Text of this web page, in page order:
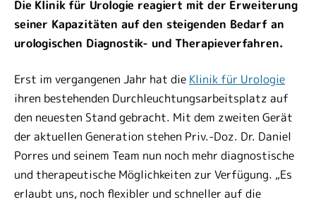
Die Klinik für Urologie reagiert mit der Erweiterung
seiner Kapazitäten auf den steigenden Bedarf an
urologischen Diagnostik- und Therapieverfahren.
Erst im vergangenen Jahr hat die Klinik für Urologie
ihren bestehenden Durchleuchtungsarbeitsplatz auf
den neuesten Stand gebracht. Mit dem zweiten Gerät
der aktuellen Generation stehen Priv.-Doz. Dr. Daniel
Porres und seinem Team nun noch mehr diagnostische
und therapeutische Möglichkeiten zur Verfügung. „Es
erlaubt uns, noch flexibler und schneller auf die